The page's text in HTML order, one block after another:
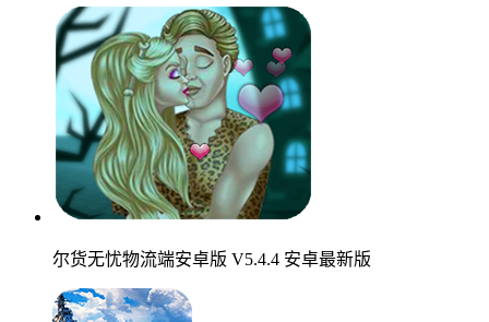
尔货无忧物流端安卓版 V5.4.4 安卓最新版